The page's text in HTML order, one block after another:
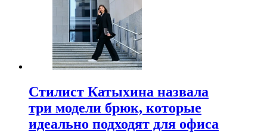
Стилист Катыхина назвала
три модели брюк, которые
идеально подходят для офиса